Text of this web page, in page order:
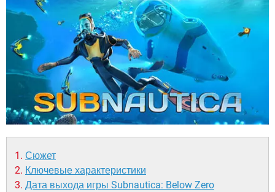
Сюжет
Ключевые характеристики
Дата выхода игры Subnautica: Below Zero